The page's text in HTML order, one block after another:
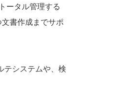
ータル管理する
書作成までサポ
テシステムや、検